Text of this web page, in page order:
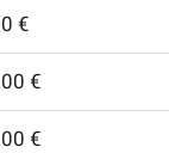
€
€
€